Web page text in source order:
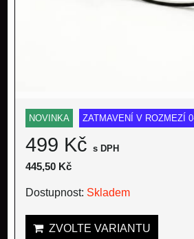
NOVINKA ZATMAVENÍ V ROZMEZÍ
499 Kč s DPH
445,50 Kč
Dostupnost: Skladem
ZVOLTE VARIANTU